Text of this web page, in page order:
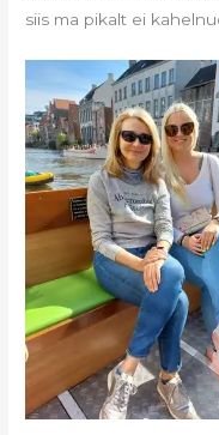
siis ma pikalt ei